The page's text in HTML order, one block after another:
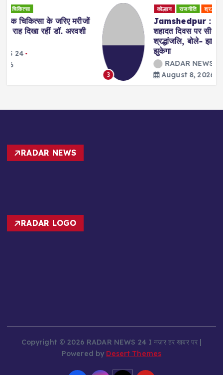
राजनीति श्रद्धांजलि स्वागत/अभिनंदन
Jamshedpur : शहीद निर्मल महतो के 39वें
शहादत दिवस पर सीएम हेमंत सोरेन ने दी
श्रद्धांजलि, बोले- झारखंड न कभी झुका है, न
RADAR NEWS 24
August 8, 2026
RADAR NEWS
RADAR LOGO
Copyright © 2026 RADAR NEWS 24 I नज़र हर खबर पर |
Powered byDesert Themes